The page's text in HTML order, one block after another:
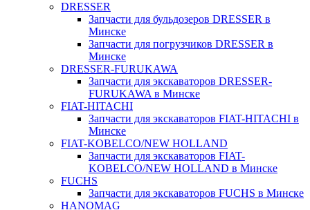
DRESSER
Запчасти для бульдозеров DRESSER в
Минске
Запчасти для погрузчиков DRESSER в
Минске
DRESSER-FURUKAWA
Запчасти для экскаваторов DRESSER-
FURUKAWA в Минске
FIAT-HITACHI
Запчасти для экскаваторов FIAT-HITACHI в
Минске
FIAT-KOBELCO/NEW HOLLAND
Запчасти для экскаваторов FIAT-
KOBELCO/NEW HOLLAND в Минске
FUCHS
Запчасти для экскаваторов FUCHS в Минске
HANOMAG